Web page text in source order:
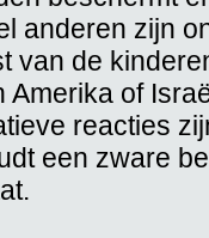
anderen zijn
van de
of
reacties
een zware